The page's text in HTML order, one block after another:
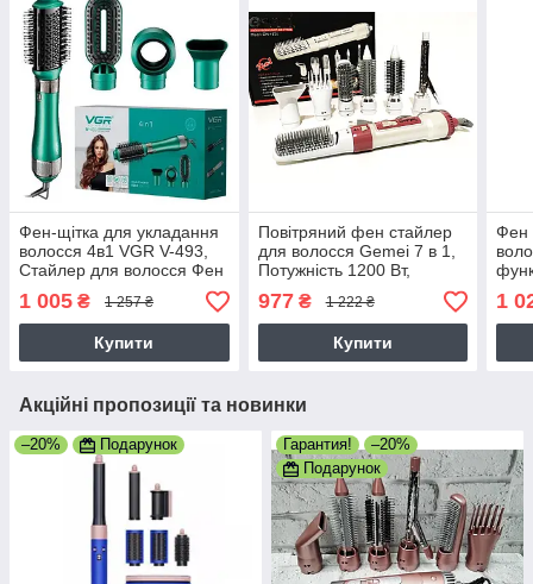
Фен-щітка для укладання
волосся 4в1 VGR V-493,
Стайлер для волосся Фен
– браш Мультистайлер
1 005 ₴ 1 257 ₴
Купити
Повітряний фен стайлер
для волосся Gemei 7 в 1,
Потужність 1200 Вт,
Температура нагріву 200
Градусів (GM-4836)
977₴ 1 222 ₴
Купити
Фен
1
Акційні пропозиції та новинки
–20% Подарунок Гарантия!
–20%
Подарунок